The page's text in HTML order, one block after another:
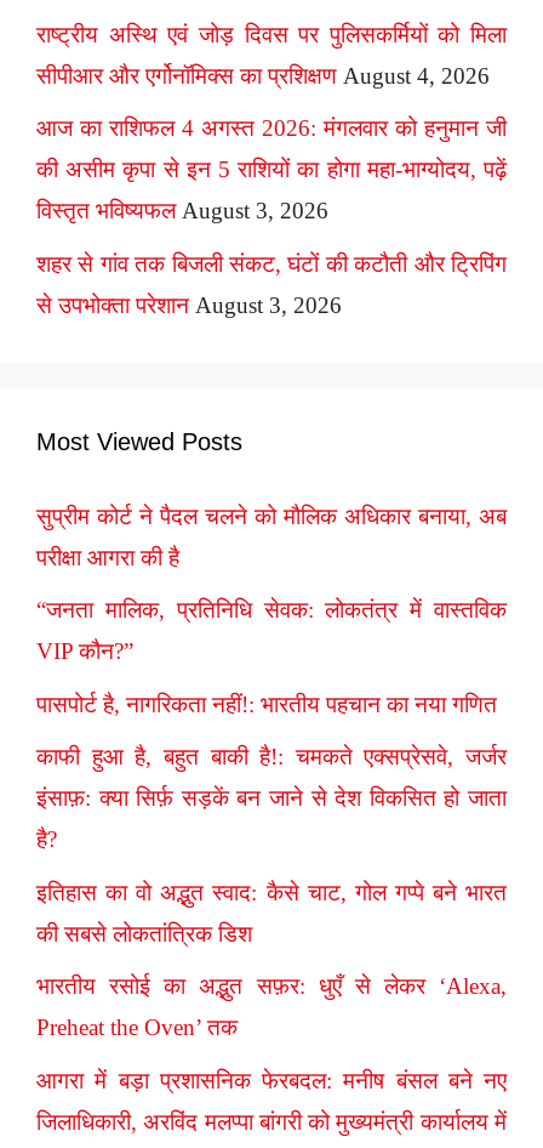
राष्ट्रीय अस्थि एवं जोड़ दिवस पर पुलिसकर्मियों को मिला
सीपीआर और एर्गोनॉमिक्स का प्रशिक्षण August 4, 2026
आज का राशिफल 4 अगस्त 2026: मंगलवार को हनुमान जी
की असीम कृपा से इन 5 राशियों का होगा महा-भाग्योदय, पढ़ें
विस्तृत भविष्यफल August 3, 2026
शहर से गांव तक बिजली संकट, घंटों की कटौती और ट्रिपिंग
से उपभोक्ता परेशान August 3, 2026
Most Viewed Posts
सुप्रीम कोर्ट ने पैदल चलने को मौलिक अधिकार बनाया, अब
परीक्षा आगरा की है
“जनता मालिक, प्रतिनिधि सेवक: लोकतंत्र में वास्तविक
VIP कौन?”
पासपोर्ट है, नागरिकता नहीं!: भारतीय पहचान का नया गणित
काफी हुआ है, बहुत बाकी है!: चमकते एक्सप्रेसवे, जर्जर
इंसाफ़: क्या सिर्फ़ सड़कें बन जाने से देश विकसित हो जाता
है?
इतिहास का वो अद्भुत स्वाद: कैसे चाट, गोल गप्पे बने भारत
की सबसे लोकतांत्रिक डिश
भारतीय रसोई का अद्भुत सफ़र: धुएँ से लेकर ‘Alexa,
Preheat the Oven’ तक
आगरा में बड़ा प्रशासनिक फेरबदल: मनीष बंसल बने नए
जिलाधिकारी, अरविंद मलप्पा बांगरी को मुख्यमंत्री कार्यालय में